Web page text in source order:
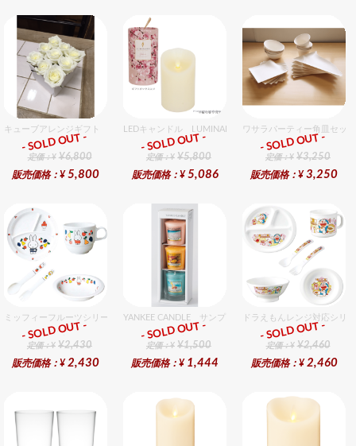
キューブアレンジギフト ホワイト
ギフト
定価：¥ ¥6,800
販売価格：¥ 5,800
- SOLD OUT -
LEDキャンドル LUMINARA（ルミナラ） 桜ピラー3x4
ギフト
定価：¥ ¥5,800
販売価格：¥ 5,086
- SOLD OUT -
ワサラパーティー角皿セッ
ギフト
定価：¥ ¥3,250
販売価格：¥ 3,250
- SOLD OUT -
ミッフィーフルーツシリーズ割れないメラミン食器セット セット販売商品です。
ギフト
定価：¥ ¥2,430
販売価格：¥ 2,430
- SOLD OUT -
YANKEE CANDLE サンプラー3個・ホルダーセット トロ
ギフト
定価：¥ ¥1,500
販売価格：¥ 1,444
- SOLD OUT -
ドラえもんレンジ対応シリ
ギフト
定価：¥ ¥2,460
販売価格：¥ 2,460
- SOLD OUT -